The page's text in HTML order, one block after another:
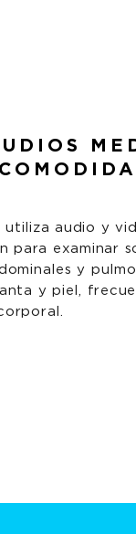
utiliza audio y
para examinar
y
y piel,